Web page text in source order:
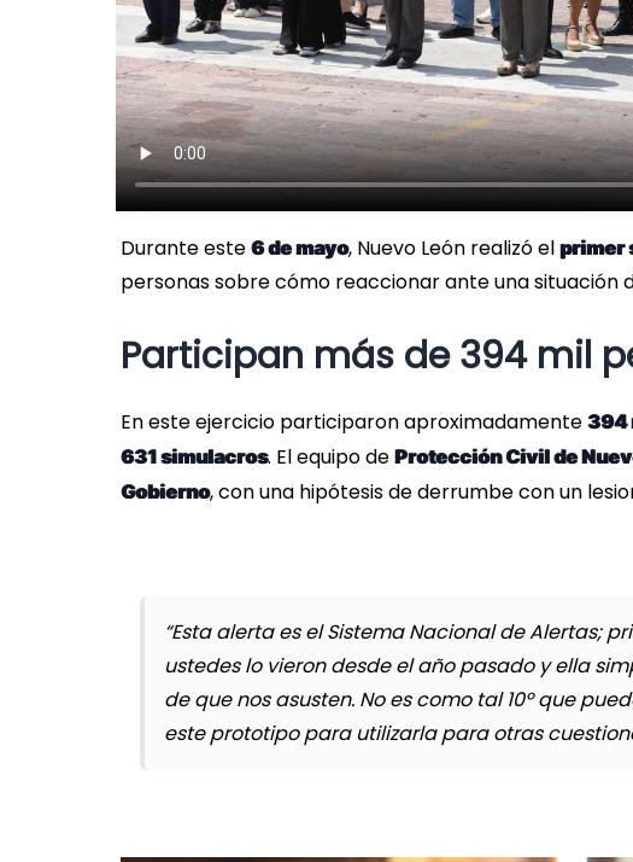
Durante este 6 de mayo, Nuevo León realizó el primer
personas sobre cómo reaccionar ante una situación
Participan más de 394 mil
En este ejercicio participaron aproximadamente 394
631 simulacros. El equipo de Protección Civil de
Gobierno, con una hipótesis de derrumbe con un
“Esta alerta es el Sistema Nacional de Alertas;
ustedes lo vieron desde el año pasado y ella
de que nos asusten. No es como tal 10º que
este prototipo para utilizarla para otras